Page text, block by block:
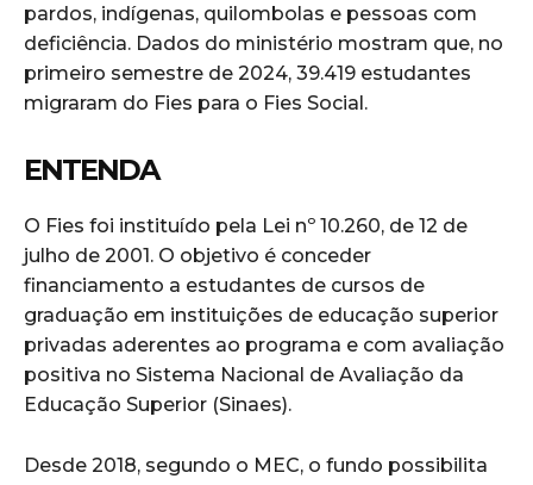
pardos, indígenas, quilombolas e pessoas com
deficiência. Dados do ministério mostram que, no
primeiro semestre de 2024, 39.419 estudantes
migraram do Fies para o Fies Social.
ENTENDA
O Fies foi instituído pela Lei nº 10.260, de 12 de
julho de 2001. O objetivo é conceder
financiamento a estudantes de cursos de
graduação em instituições de educação superior
privadas aderentes ao programa e com avaliação
positiva no Sistema Nacional de Avaliação da
Educação Superior (Sinaes).
Desde 2018, segundo o MEC, o fundo possibilita